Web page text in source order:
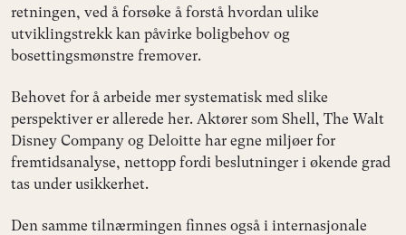
retningen, ved å forsøke å forstå hvordan ulike
utviklingstrekk kan påvirke boligbehov og
bosettingsmønstre fremover.
Behovet for å arbeide mer systematisk med slike
perspektiver er allerede her. Aktører som Shell, The Walt
Disney Company og Deloitte har egne miljøer for
fremtidsanalyse, nettopp fordi beslutninger i økende grad
tas under usikkerhet.
Den samme tilnærmingen finnes også i internasjonale